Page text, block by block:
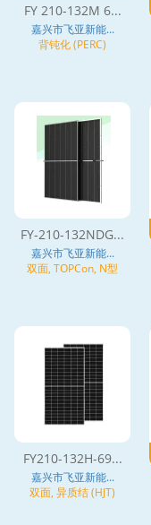
FY 210-132M 6...
嘉兴市飞亚新能...
背钝化 (PERC)
FY-210-132NDG...
嘉兴市飞亚新能...
双面, TOPCon, N型
FY210-132H-69...
嘉兴市飞亚新能...
双面, 异质结 (HJT)